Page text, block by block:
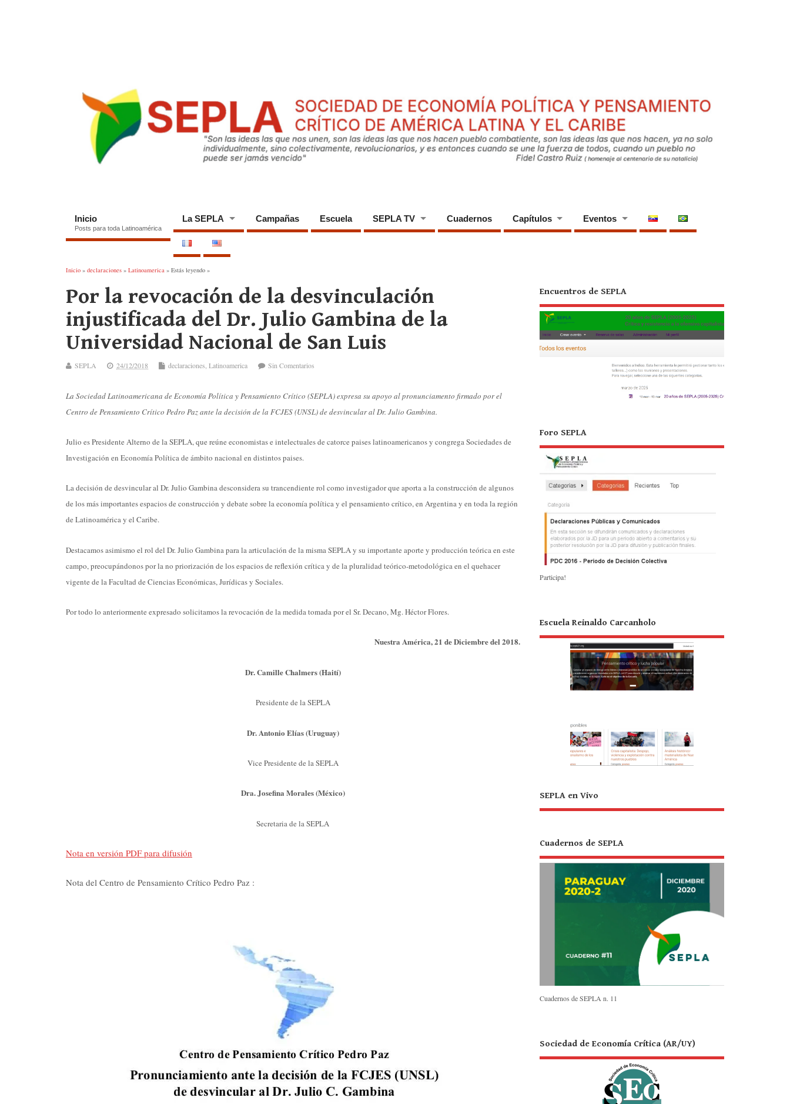
Inicio
Posts para toda Latinoamérica
La SEPLA Campañas Escuela SEPLA TV Cuadernos Capítulos Eventos
Inicio » declaraciones » Latinoamerica » Estás leyendo »
Por la revocación de la desvinculación
injustificada del Dr. Julio Gambina de la
Universidad Nacional de San Luis
SEPLA 24/12/2018 declaraciones Latinoamerica Sin Comentarios
La Sociedad Latinoamericana de Economía Política y Pensamiento Crítico (SEPLA) expresa su apoyo al pronunciamento firmado por el
Centro de Pensamiento Crítico Pedro Paz ante la decisión de la FCJES (UNSL) de desvincular al Dr. Julio Gambina.
Julio es Presidente Alterno de la SEPLA, que reúne economistas e intelectuales de catorce paises latinoamericanos y congrega Sociedades de
Investigación en Economía Política de ámbito nacional en distintos paises.
La decisión de desvincular al Dr. Julio Gambina desconsidera su trancendiente rol como investigador que aporta a la construcción de algunos
de los más importantes espacios de construcción y debate sobre la economía política y el pensamiento crítico, en Argentina y en toda la región
de Latinoamérica y el Caribe.
Destacamos asimismo el rol del Dr. Julio Gambina para la articulación de la misma SEPLA y su importante aporte y producción teórica en este
campo, preocupándonos por la no priorización de los espacios de reflexión crítica y de la pluralidad teórico-metodológica en el quehacer
vigente de la Facultad de Ciencias Económicas, Jurídicas y Sociales.
Por todo lo anteriormente expresado solicitamos la revocación de la medida tomada por el Sr. Decano, Mg. Héctor Flores.
Nuestra América, 21 de Diciembre del 2018.
Dr. Camille Chalmers (Haití)
Presidente de la SEPLA
Dr. Antonio Elías (Uruguay)
Vice Presidente de la SEPLA
Dra. Josefina Morales (México)
Secretaria de la SEPLA
Nota en versión PDF para difusión
Nota del Centro de Pensamiento Crítico Pedro Paz :
Encuentros de SEPLA
Foro SEPLA
Participa!
Escuela Reinaldo Carcanholo
SEPLA en Vivo
Cuadernos de SEPLA
Cuadernos de SEPLA n. 11
Sociedad de Economía Crítica (AR/UY)